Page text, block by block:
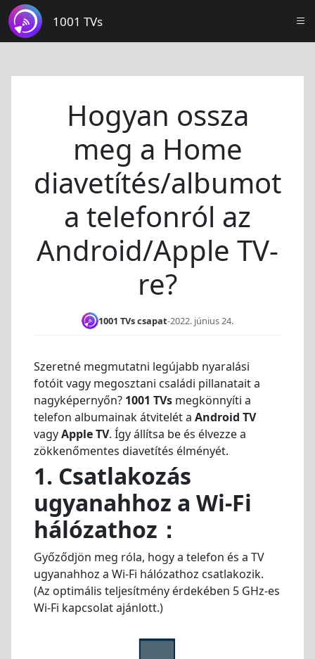
1001 TVs
Hogyan ossza
meg a Home
diavetítés/albumot
a telefonról az
Android/Apple TV-
re?
1001 TVs csapat-2022. június 24.
Szeretné megmutatni legújabb nyaralási
fotóit vagy megosztani családi pillanatait a
nagyképernyőn? 1001 TVs megkönnyíti a
telefon albumainak átvitelét a Android TV
vagyApple TV. Így állítsa be és élvezze a
zökkenőmentes diavetítés élményét.
1. Csatlakozás
ugyanahhoz a Wi-Fi
hálózathoz ：
Győződjön meg róla, hogy a telefon és a TV
ugyanahhoz a Wi-Fi hálózathoz csatlakozik.
(Az optimális teljesítmény érdekében 5 GHz-es
Wi-Fi kapcsolat ajánlott.)